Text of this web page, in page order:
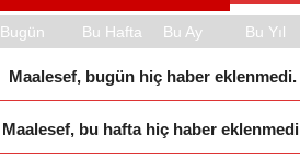
Bugün Bu Hafta Bu Ay Bu Yıl
Maalesef, bugün hiç haber eklenmedi.
Maalesef, bu hafta hiç haber